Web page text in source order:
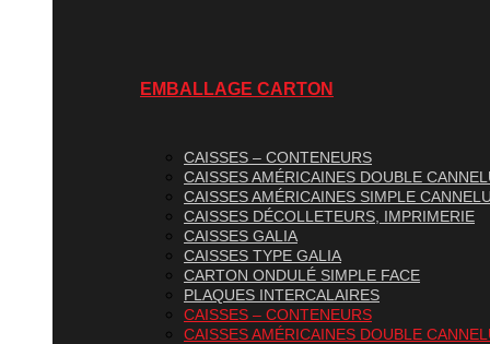
EMBALLAGE CARTON
CAISSES – CONTENEURS
CAISSES AMÉRICAINES DOUBLE
CAISSES AMÉRICAINES SIMPLE
CAISSES DÉCOLLETEURS, IMPRIMERIE
CAISSES GALIA
CAISSES TYPE GALIA
CARTON ONDULÉ SIMPLE FACE
PLAQUES INTERCALAIRES
CAISSES – CONTENEURS
CAISSES AMÉRICAINES DOUBLE